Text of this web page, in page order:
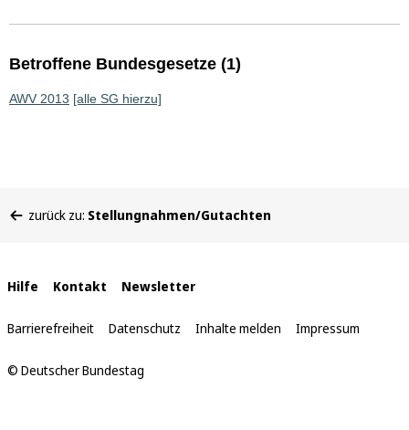
Betroffene Bundesgesetze (1)
AWV 2013 [alle SG hierzu]
befinden
zurück zu: Stellungnahmen/Gutachten
Interne
Links
Hilfe Kontakt Newsletter
Barrierefreiheit Datenschutz Inhalte melden Impressum
© Deutscher Bundestag